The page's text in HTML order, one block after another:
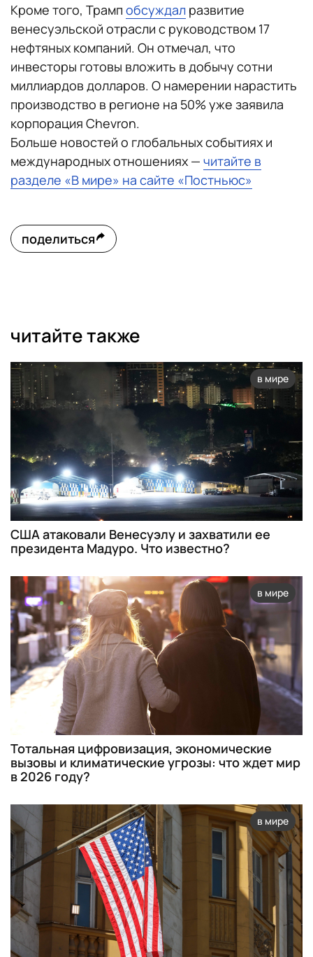
Кроме того, Трамп обсуждал развитие
венесуэльской отрасли с руководством 17
нефтяных компаний. Он отмечал, что
инвесторы готовы вложить в добычу сотни
миллиардов долларов. О намерении нарастить
производство в регионе на 50% уже заявила
корпорация Chevron.
Больше новостей о глобальных событиях и
международных отношениях — читайте в
разделе «В мире» на сайте «Постньюс»
поделиться
читайте также
в мире
США атаковали Венесуэлу и захватили ее
президента Мадуро. Что известно?
в мире
Тотальная цифровизация, экономические
вызовы и климатические угрозы: что ждет мир
в 2026 году?
в мире